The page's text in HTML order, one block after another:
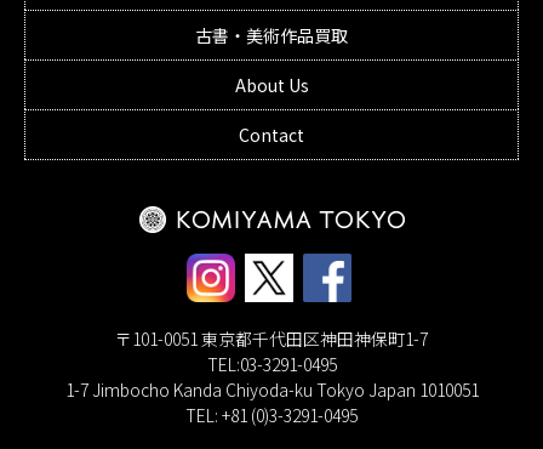
古書・美術作品買取
About Us
Contact
〒101-0051 東京都千代田区神田神保町1-7
TEL:03-3291-0495
1-7 Jimbocho Kanda Chiyoda-ku Tokyo Japan 1010051
TEL: +81 (0)3-3291-0495